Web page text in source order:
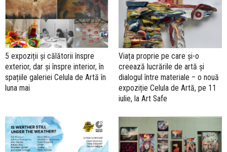
5 expoziții și călătorii înspre
exterior, dar și înspre interior, în
spațiile galeriei Celula de Artă în
luna mai
Viața proprie pe care și-o
creează lucrările de artă și
dialogul între materiale – o nouă
expoziție Celula de Artă, pe 11
iulie, la Art Safe